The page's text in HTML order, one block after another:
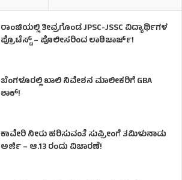
ರಾಂಚಿಯಲ್ಲಿ ತೀವ್ರಗೊಂಡ JPSC-JSSC ವಿದ್ಯಾರ್ಥಿಗಳ
ಪ್ರೊಟೆಸ್ಟ್ – ಪೊಲೀಸರಿಂದ ಲಾಠಿಚಾರ್ಜ್!
ಬೆಂಗಳೂರಲ್ಲಿ ಖಾಲಿ ನಿವೇಶನ ಮಾಲೀಕರಿಗೆ GBA
ಶಾಕ್!
ಕಾವೇರಿ ನೀರು ಹರಿಸುವಂತೆ ಸುಪ್ರೀಂಗೆ ತಮಿಳುನಾಡು
ಅರ್ಜಿ – ಆ.13 ರಂದು ವಿಚಾರಣೆ!